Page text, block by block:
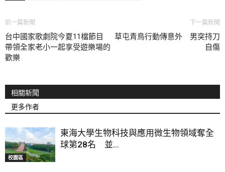
前一篇新聞
台中國家歌劇院今夏11檔節目
帶領全家老小一起享受遊樂場的
歡樂
下一篇新聞
草屯青鳥行動傳意外 男突持刀
自傷
相關新聞
更多作者
校園區
東海大學生物科技與應用微生物領域奪全
球第28名 並...